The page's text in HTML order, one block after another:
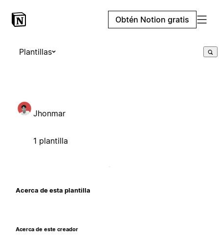
Obtén Notion gratis
Plantillas
Jhonmar
1 plantilla
Acerca de esta plantilla
Acerca de este creador